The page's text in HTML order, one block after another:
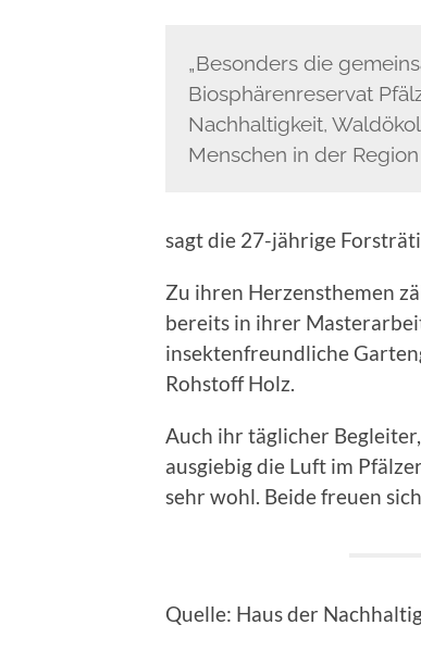
„Besonders die
Biosphärenreservat
Nachhaltigkeit,
Menschen in der
sagt die 27-jährige
Zu ihren Herzensthemen
bereits in ihrer
insektenfreundliche
Rohstoff Holz.
Auch ihr täglicher
ausgiebig die Luft im
sehr wohl. Beide freuen
Quelle: Haus der